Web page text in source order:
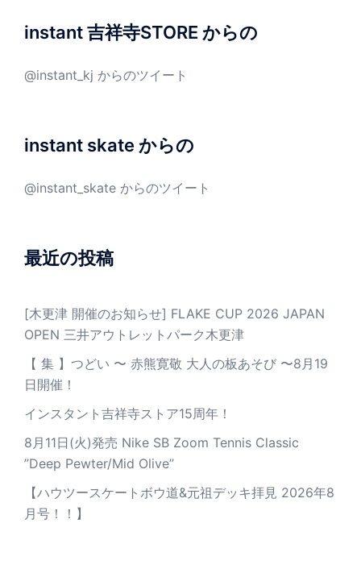
instant 吉祥寺STORE からの
@instant_kj からのツイート
instant skate からの
@instant_skate からのツイート
最近の投稿
[木更津 開催のお知らせ] FLAKE CUP 2026 JAPAN
OPEN 三井アウトレットパーク木更津
【 集 】つどい 〜 赤熊寛敬 大人の板あそび 〜8月19
日開催！
インスタント吉祥寺ストア15周年！
8月11日(火)発売 Nike SB Zoom Tennis Classic
”Deep Pewter/Mid Olive”
【ハウツースケートボウ道&元祖デッキ拝見 2026年8
月号！！】